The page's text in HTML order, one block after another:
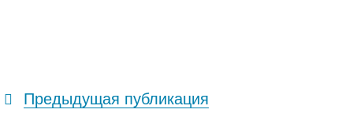
Предыдущая публикация